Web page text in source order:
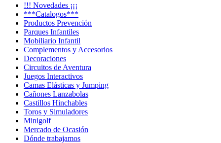
!!! Novedades ¡¡¡
***Catalogos***
Productos Prevención
Parques Infantiles
Mobiliario Infantil
Complementos y Accesorios
Decoraciones
Circuitos de Aventura
Juegos Interactivos
Camas Elásticas y Jumping
Cañones Lanzabolas
Castillos Hinchables
Toros y Simuladores
Minigolf
Mercado de Ocasión
Dónde trabajamos